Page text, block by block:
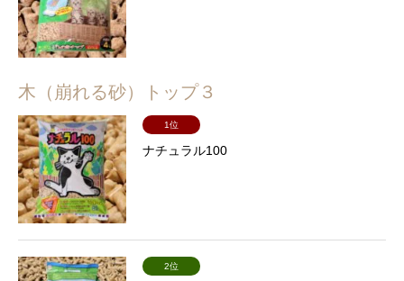
木（崩れる砂）トップ３
1位
ナチュラル100
2位